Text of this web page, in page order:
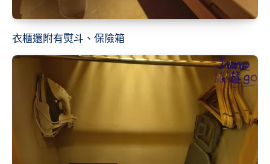
衣櫃還附有熨斗、保險箱